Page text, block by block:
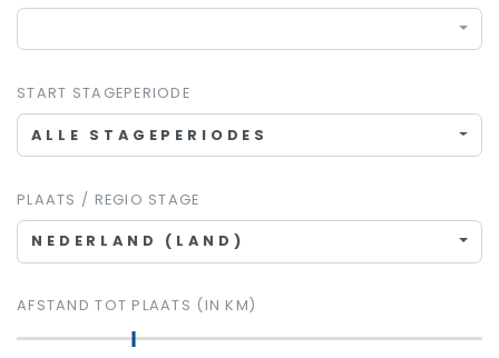
START STAGEPERIODE
ALLE STAGEPERIODES
PLAATS / REGIO STAGE
NEDERLAND (LAND)
AFSTAND TOT PLAATS (IN KM)